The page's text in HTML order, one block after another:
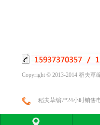
Copyright © 2013-2014 稻夫草
稻夫草编7*24小时销售